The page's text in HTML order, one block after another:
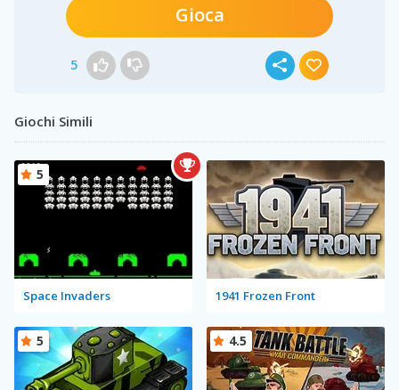
Gioca
5
Giochi Simili
Space Invaders
5
1941 Frozen Front
5 4.5